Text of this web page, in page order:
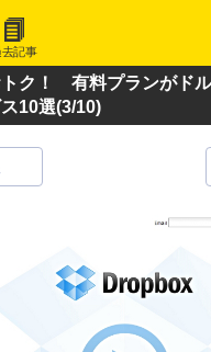
去記事
トク！ 有料プランがド
10選(3/10)